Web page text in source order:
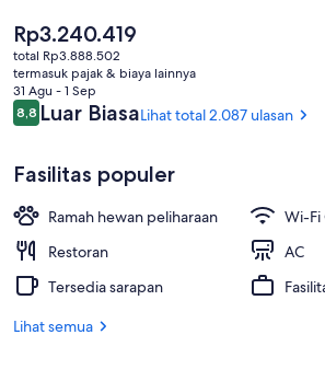
Harga
saat
ini
Rp3.240.419
Rp3.240.419
total Rp3.888.502
termasuk pajak & biaya lainnya
31 Agu - 1 Sep
Ulasan
8,88,8 dari 10
Luar BiasaLihat total 2.087 ulasan
Fasilitas populer
Ramah hewan peliharaan
Wi-Fi
Restoran
AC
Tersedia sarapan
Lihat semua